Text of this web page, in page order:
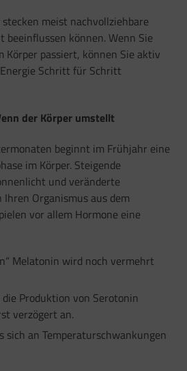
meist nachvollziehbare
beeinflussen können. Wenn Sie
Körper passiert, können Sie aktiv
Schritt für Schritt
der Körper umstellt
beginnt im Frühjahr eine
im Körper. Steigende
und veränderte
Organismus aus dem
vor allem Hormone eine
Melatonin wird noch vermehrt
Produktion von Serotonin
verzögert an.
sich an Temperaturschwankungen